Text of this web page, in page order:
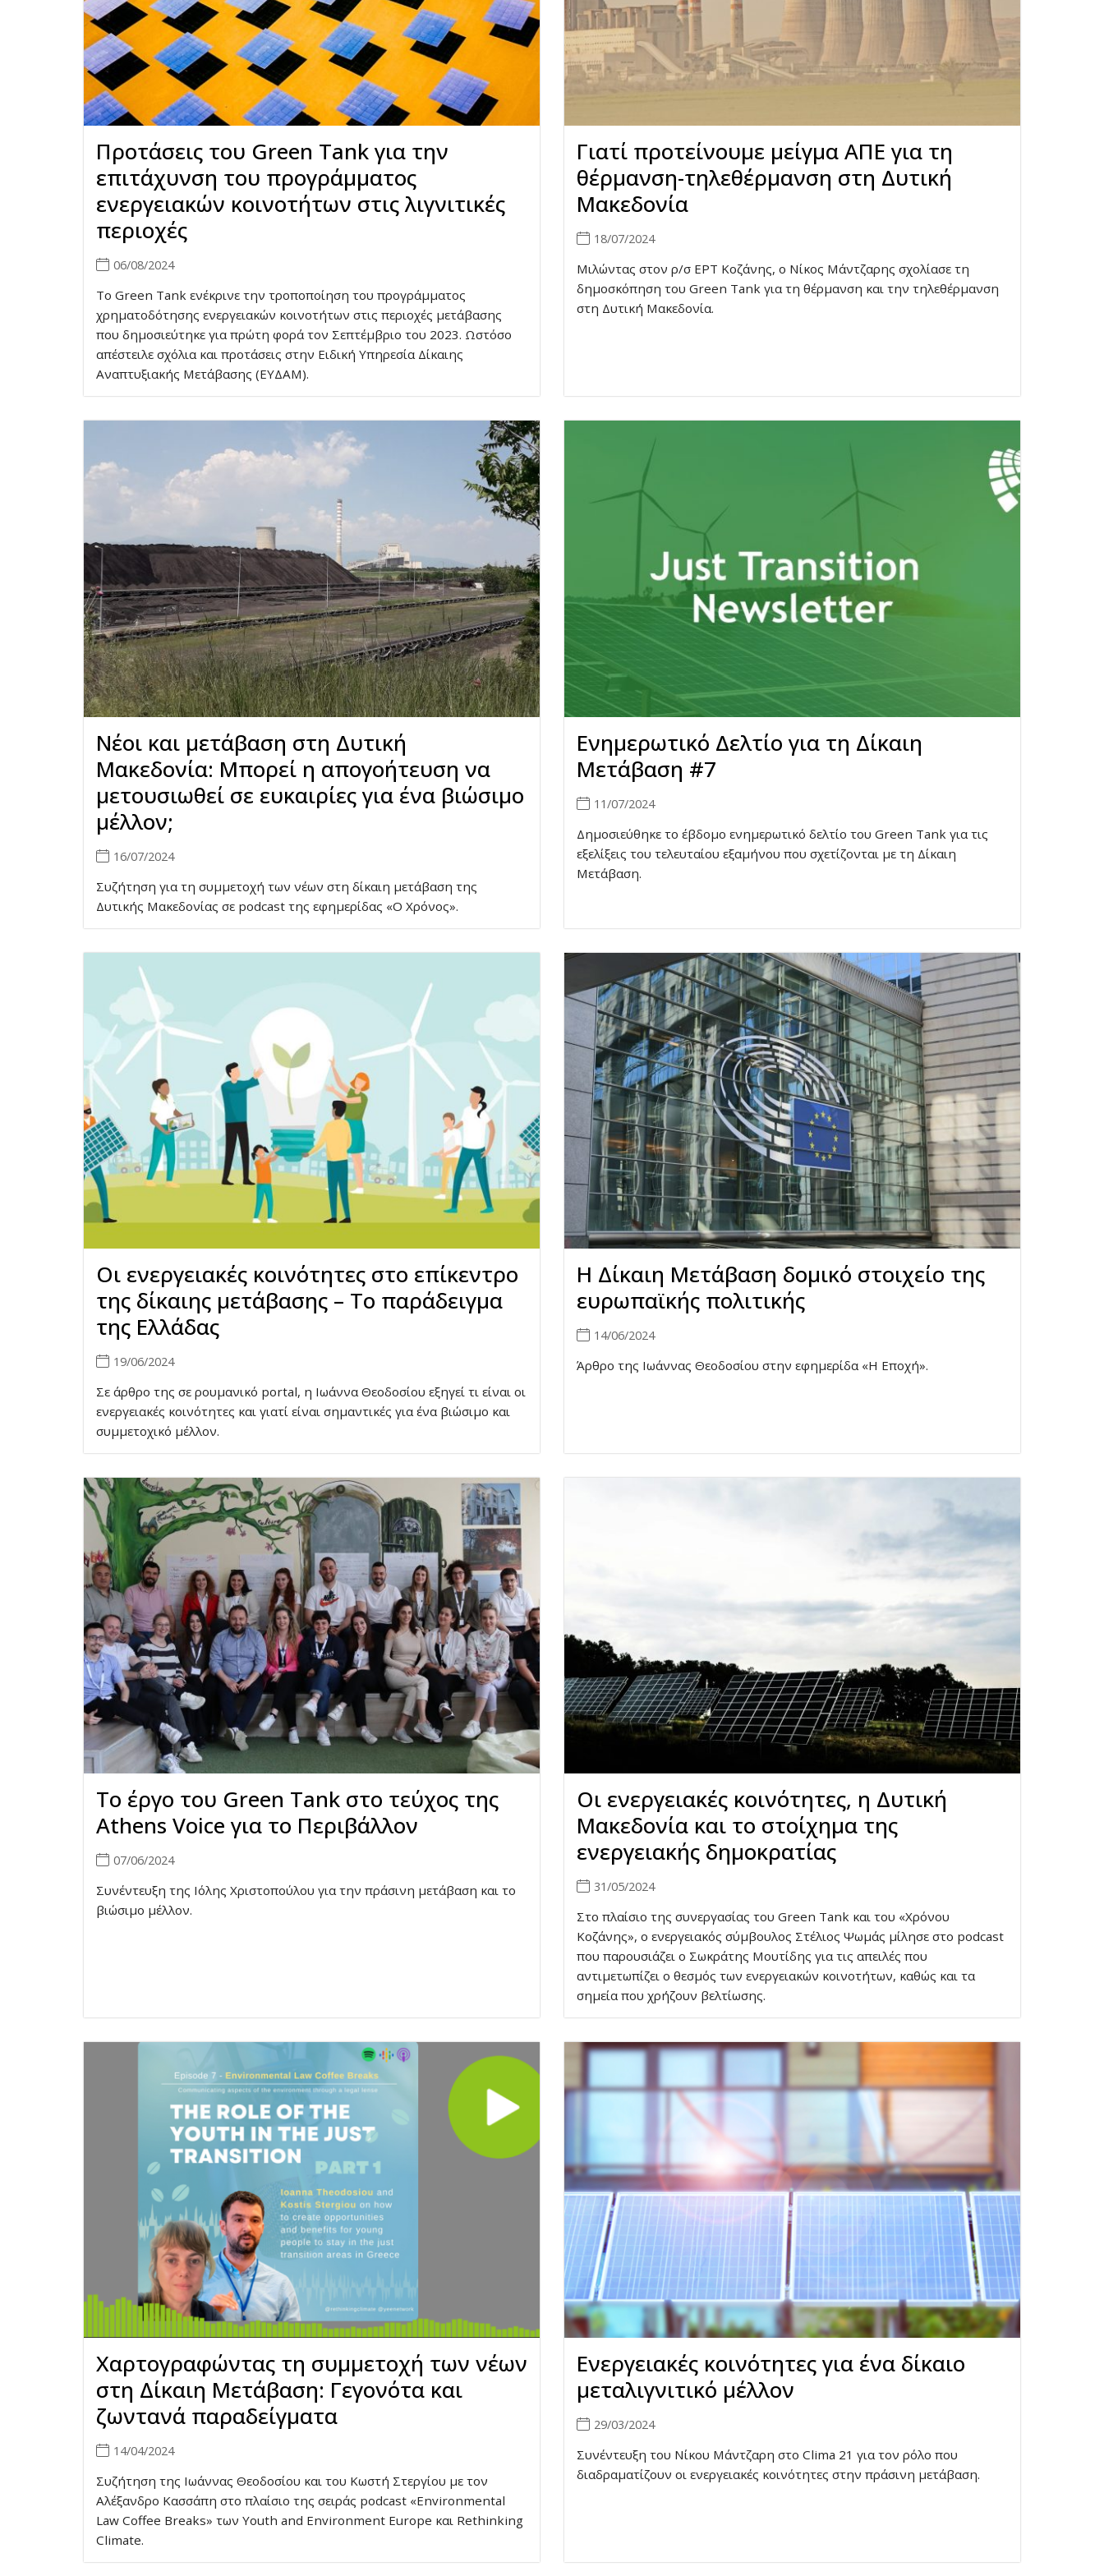
Προτάσεις του Green Tank για την
επιτάχυνση του προγράμματος
ενεργειακών κοινοτήτων στις λιγνιτικές
περιοχές
06/08/2024
Το Green Tank ενέκρινε την τροποποίηση του προγράμματος
χρηματοδότησης ενεργειακών κοινοτήτων στις περιοχές μετάβασης
που δημοσιεύτηκε για πρώτη φορά τον Σεπτέμβριο του 2023. Ωστόσο
απέστειλε σχόλια και προτάσεις στην Ειδική Υπηρεσία Δίκαιης
Αναπτυξιακής Μετάβασης (ΕΥΔΑΜ).
Γιατί προτείνουμε μείγμα ΑΠΕ για τη
θέρμανση-τηλεθέρμανση στη Δυτική
Μακεδονία
18/07/2024
Μιλώντας στον ρ/σ ΕΡΤ Κοζάνης, ο Νίκος Μάντζαρης σχολίασε τη
δημοσκόπηση του Green Tank για τη θέρμανση και την τηλεθέρμανση
στη Δυτική Μακεδονία.
Νέοι και μετάβαση στη Δυτική
Μακεδονία: Μπορεί η απογοήτευση να
μετουσιωθεί σε ευκαιρίες για ένα βιώσιμο
μέλλον;
16/07/2024
Συζήτηση για τη συμμετοχή των νέων στη δίκαιη μετάβαση της
Δυτικής Μακεδονίας σε podcast της εφημερίδας «Ο Χρόνος».
Ενημερωτικό Δελτίο για τη Δίκαιη
Μετάβαση #7
11/07/2024
Δημοσιεύθηκε το έβδομο ενημερωτικό δελτίο του Green Tank για τις
εξελίξεις του τελευταίου εξαμήνου που σχετίζονται με τη Δίκαιη
Μετάβαση.
Οι ενεργειακές κοινότητες στο επίκεντρο
της δίκαιης μετάβασης – Το παράδειγμα
της Ελλάδας
19/06/2024
Σε άρθρο της σε ρουμανικό portal, η Ιωάννα Θεοδοσίου εξηγεί τι είναι οι
ενεργειακές κοινότητες και γιατί είναι σημαντικές για ένα βιώσιμο και
συμμετοχικό μέλλον.
Η Δίκαιη Μετάβαση δομικό στοιχείο της
ευρωπαϊκής πολιτικής
14/06/2024
Άρθρο της Ιωάννας Θεοδοσίου στην εφημερίδα «Η Εποχή».
Το έργο του Green Tank στο τεύχος της
Athens Voice για το Περιβάλλον
07/06/2024
Συνέντευξη της Ιόλης Χριστοπούλου για την πράσινη μετάβαση και το
βιώσιμο μέλλον.
Οι ενεργειακές κοινότητες, η Δυτική
Μακεδονία και το στοίχημα της
ενεργειακής δημοκρατίας
31/05/2024
Στο πλαίσιο της συνεργασίας του Green Tank και του «Χρόνου
Κοζάνης», ο ενεργειακός σύμβουλος Στέλιος Ψωμάς μίλησε στο podcast
που παρουσιάζει ο Σωκράτης Μουτίδης για τις απειλές που
αντιμετωπίζει ο θεσμός των ενεργειακών κοινοτήτων, καθώς και τα
σημεία που χρήζουν βελτίωσης.
Χαρτογραφώντας τη συμμετοχή των νέων
στη Δίκαιη Μετάβαση: Γεγονότα και
ζωντανά παραδείγματα
14/04/2024
Συζήτηση της Ιωάννας Θεοδοσίου και του Κωστή Στεργίου με τον
Αλέξανδρο Κασσάπη στο πλαίσιο της σειράς podcast «Environmental
Law Coffee Breaks» των Youth and Environment Europe και Rethinking
Climate.
Ενεργειακές κοινότητες για ένα δίκαιο
μεταλιγνιτικό μέλλον
29/03/2024
Συνέντευξη του Νίκου Μάντζαρη στο Clima 21 για τον ρόλο που
διαδραματίζουν οι ενεργειακές κοινότητες στην πράσινη μετάβαση.